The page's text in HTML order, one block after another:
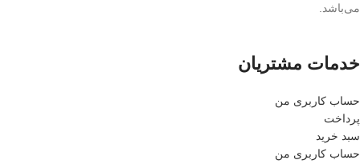
می‌باشد.
خدمات مشتریان
حساب کاربری من
پرداخت
سبد خرید
حساب کاربری من